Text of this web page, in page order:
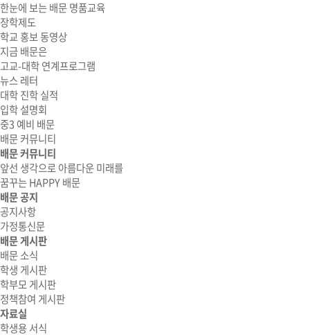
한눈에 보는 배문 명품교육
장학제도
학교 홍보 동영상
지금 배문은
고교-대학 연계프로그램
뉴스 레터
대학 진학 실적
입학 설명회
중3 예비 배문
배문 커뮤니티
배문 커뮤니티
앞선 생각으로 아름다운 미래를
꿈꾸는 HAPPY 배문
배문 공지
공지사항
가정통신문
배문 게시판
배문 소식
학생 게시판
학부모 게시판
정책참여 게시판
자료실
학생용 서식